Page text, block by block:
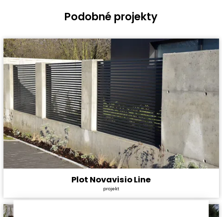
Podobné projekty
Cena stavby svépomocí:
Užitná plocha:
0 m²
Plot Novavisio Line
projekt